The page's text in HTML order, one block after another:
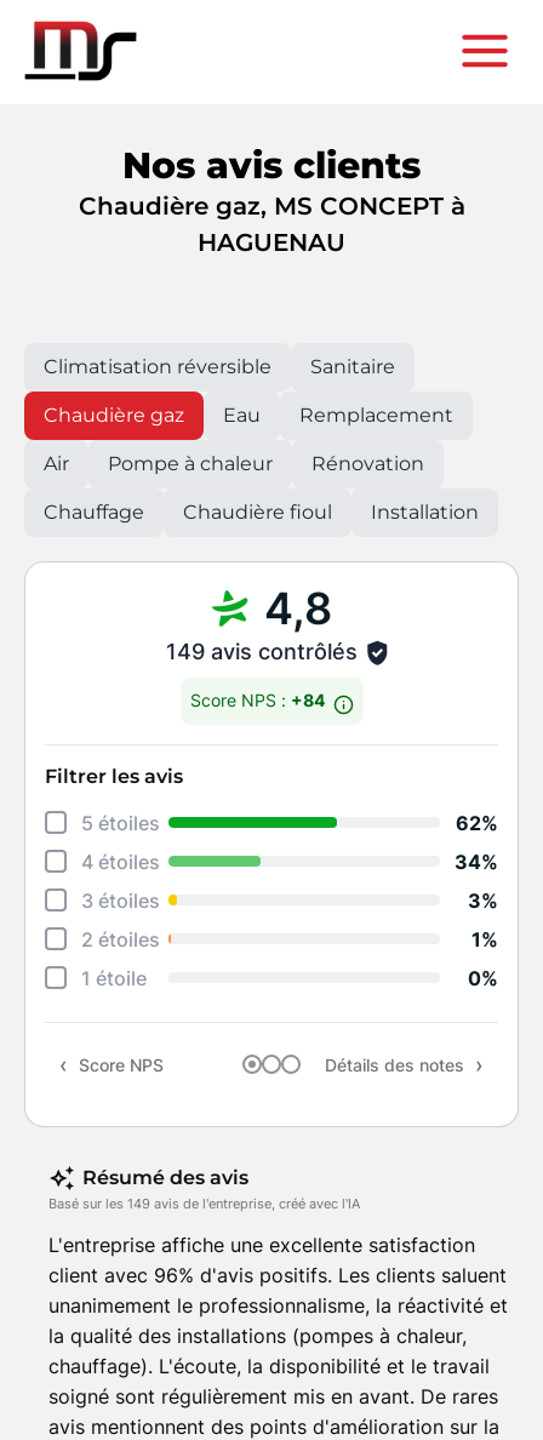
Chaudière gaz, MS CONCEPT à
HAGUENAU
Nos avis clients
Climatisation réversible Sanitaire
Chaudière gaz Eau Remplacement
Air Pompe à chaleur Rénovation
Chauffage Chaudière fioul Installation
4,8
149 avis contrôlés
Score NPS : +84
Filtrer les avis
5 étoiles
62%
4 étoiles
34%
3 étoiles
3%
2 étoiles
1%
1 étoile
0%
Score NPS Détails des notes
Résumé des avis
Basé sur les 149 avis de l'entreprise, créé avec l'IA
L'entreprise affiche une excellente satisfaction
client avec 96% d'avis positifs. Les clients saluent
unanimement le professionnalisme, la réactivité et
la qualité des installations (pompes à chaleur,
chauffage). L'écoute, la disponibilité et le travail
soigné sont régulièrement mis en avant. De rares
avis mentionnent des points d'amélioration sur la